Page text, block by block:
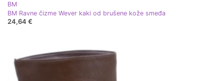
BM
BM Ravne čizme Wever kaki od brušene kože smeđa
24,64 €